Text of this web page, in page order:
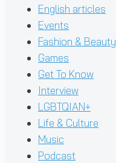
English articles
Events
Fashion & Beauty
Games
Get To Know
Interview
LGBTQIAN+
Life & Culture
Music
Podcast